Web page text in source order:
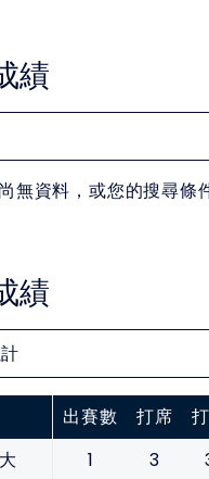
績
無資料，或您的搜尋條
績
出賽數 打席
1 3